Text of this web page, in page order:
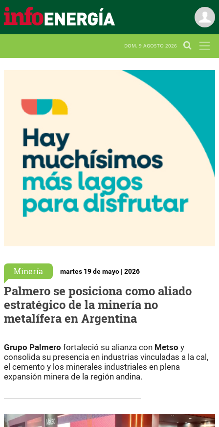
DOM. 9 AGOSTO 2026
Minería martes 19 de mayo | 2026
Palmero se posiciona como aliado
estratégico de la minería no
metalífera en Argentina
Grupo Palmero fortaleció su alianza con Metso y
consolida su presencia en industrias vinculadas a la cal,
el cemento y los minerales industriales en plena
expansión minera de la región andina.